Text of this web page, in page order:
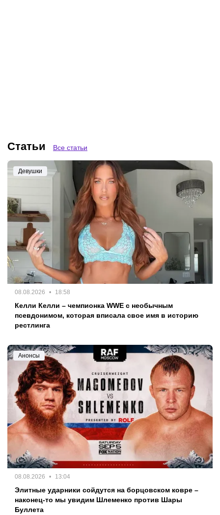
Статьи Все статьи
Девушки
08.08.2026 18:58
Келли Келли – чемпионка WWE с необычным
псевдонимом, которая вписала свое имя в историю
рестлинга
Анонсы
08.08.2026 13:04
Элитные ударники сойдутся на борцовском ковре –
наконец-то мы увидим Шлеменко против Шары
Буллета